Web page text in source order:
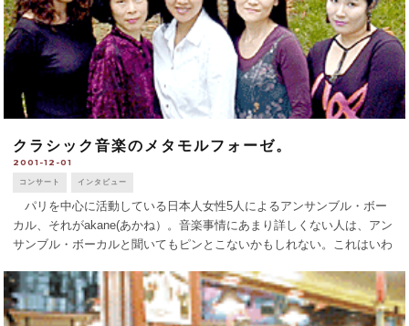
クラシック音楽のメタモルフォーゼ。
2001-12-01
コンサート インタビュー
パリを中心に活動している日本人女性5人によるアンサンブル・ボー
カル、それがakane(あかね）。音楽事情にあまり詳しくない人は、アン
サンブル・ボーカルと聞いてもピンとこないかもしれない。これはいわ
楽を作っているのだ [...]